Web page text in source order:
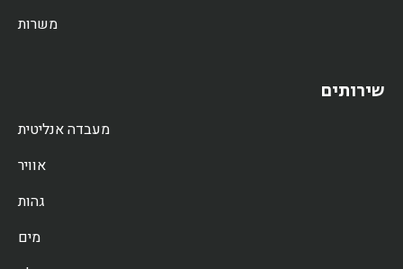
משרות
שירותים
מעבדה אנליטית
אוויר
גהות
מים